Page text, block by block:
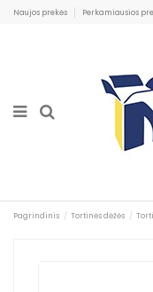
Naujos prekės Perkamiausios
Pagrindinis Tortinės dėžės